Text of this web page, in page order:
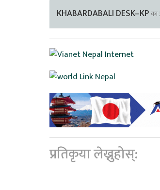
KHABARDABALI DESK–KP
प्रतिकृया लेख्नुहोस्: